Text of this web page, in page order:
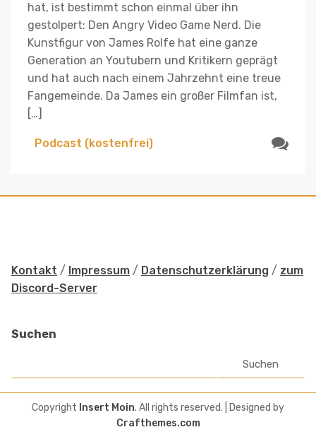
hat, ist bestimmt schon einmal über ihn
gestolpert: Den Angry Video Game Nerd. Die
Kunstfigur von James Rolfe hat eine ganze
Generation an Youtubern und Kritikern geprägt
und hat auch nach einem Jahrzehnt eine treue
Fangemeinde. Da James ein großer Filmfan ist,
[…]
Podcast (kostenfrei)
Kontakt / Impressum / Datenschutzerklärung / zum
Discord-Server
Suchen
Suchen
Copyright Insert Moin. All rights reserved.
| Designed by
Crafthemes.com